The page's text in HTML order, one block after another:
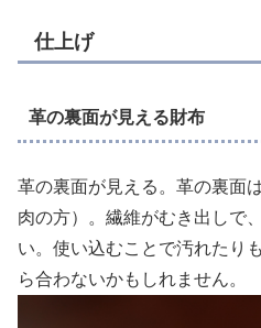
仕上げ
革の裏面が見える財布
革の裏面が見える。革の裏面
肉の方）。繊維がむき出しで
い。使い込むことで汚れたり
ら合わないかもしれません。